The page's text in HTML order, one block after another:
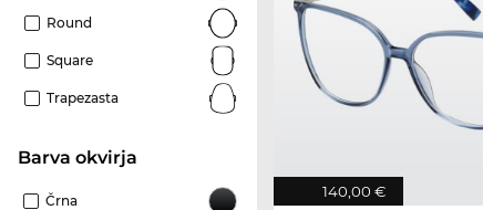
Round
Square
Trapezasta
Barva okvirja
Črna
140,00 €